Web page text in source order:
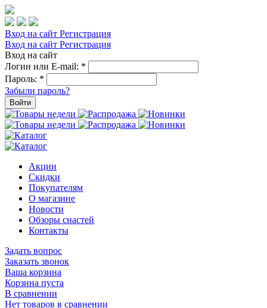
Вход на сайт Регистрация
Вход на сайт Регистрация
Вход на сайт
Логин или E-mail: *
Пароль: *
Забыли пароль?
Войти
Акции
Скидки
Покупателям
О магазине
Новости
Обзоры снастей
Контакты
Задать вопрос
Заказать звонок
Ваша корзина
Корзина пуста
В сравнении
Нет товаров в сравнении